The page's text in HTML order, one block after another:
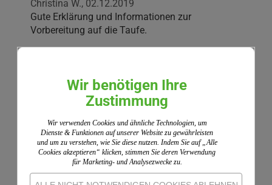
Christina W., 02.12.2019
Gute Erklärung und Informationen zur
Vorbereitung auf die Taufe.
30.09.2019
Für die Taufe meiner Enkelin, wollte ich den
Paten Kenntnis über ihr neues Amt verschaffen.
Wir nutzen ShopVote als unabhängigen Dienstleister
für die Einholung von Bewertungen. ShopVote hat
Maßnahmen getroffen, um sicherzustellen, dass es
Wir benötigen Ihre
Zustimmung
Wir verwenden Cookies und ähnliche Technologien, um
Dienste & Funktionen auf unserer Website zu gewährleisten
und um zu verstehen, wie Sie diese nutzen. Indem Sie auf „Alle
Cookies akzeptieren“ klicken, stimmen Sie deren Verwendung
für Marketing- und Analysezwecke zu.